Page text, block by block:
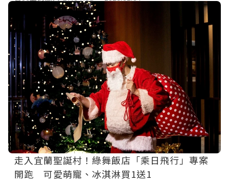
走入宜蘭聖誕村！綠舞飯店「乘日飛行」專案
開跑 可愛萌寵、冰淇淋買1送1